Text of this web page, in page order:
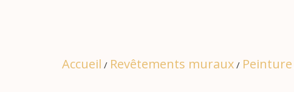
Accueil / Revêtements muraux / Peinture